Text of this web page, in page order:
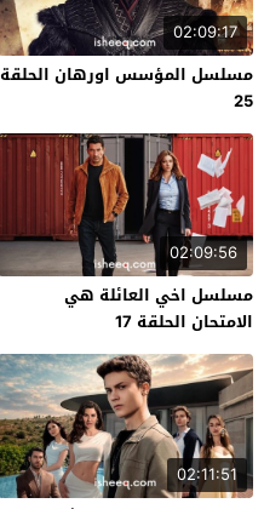
02:09:17
مسلسل المؤسس اورهان الحلقة
25
02:09:56
مسلسل اخي العائلة هي
الامتحان الحلقة 17
02:11:51